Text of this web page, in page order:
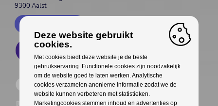
9300 Aalst
Deze website gebruikt
cookies.
Met cookies biedt deze website je de beste
gebruikservaring. Functionele cookies zijn noodzakelijk
om de website goed te laten werken. Analytische
cookies verzamelen anonieme informatie zodat we de
website kunnen verbeteren met statistieken.
Marketingcookies stemmen inhoud en advertenties op